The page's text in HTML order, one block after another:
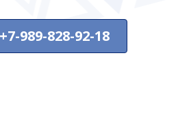
+7-989-828-92-18